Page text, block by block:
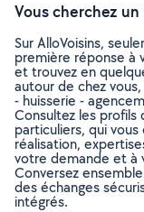
Vous cherchez
Sur AlloVoisins,
première réponse à
et trouvez en
autour de chez
- huisserie -
Consultez les profils
particuliers, qui
réalisation,
votre demande et à
Conversez
des échanges
intégrés.